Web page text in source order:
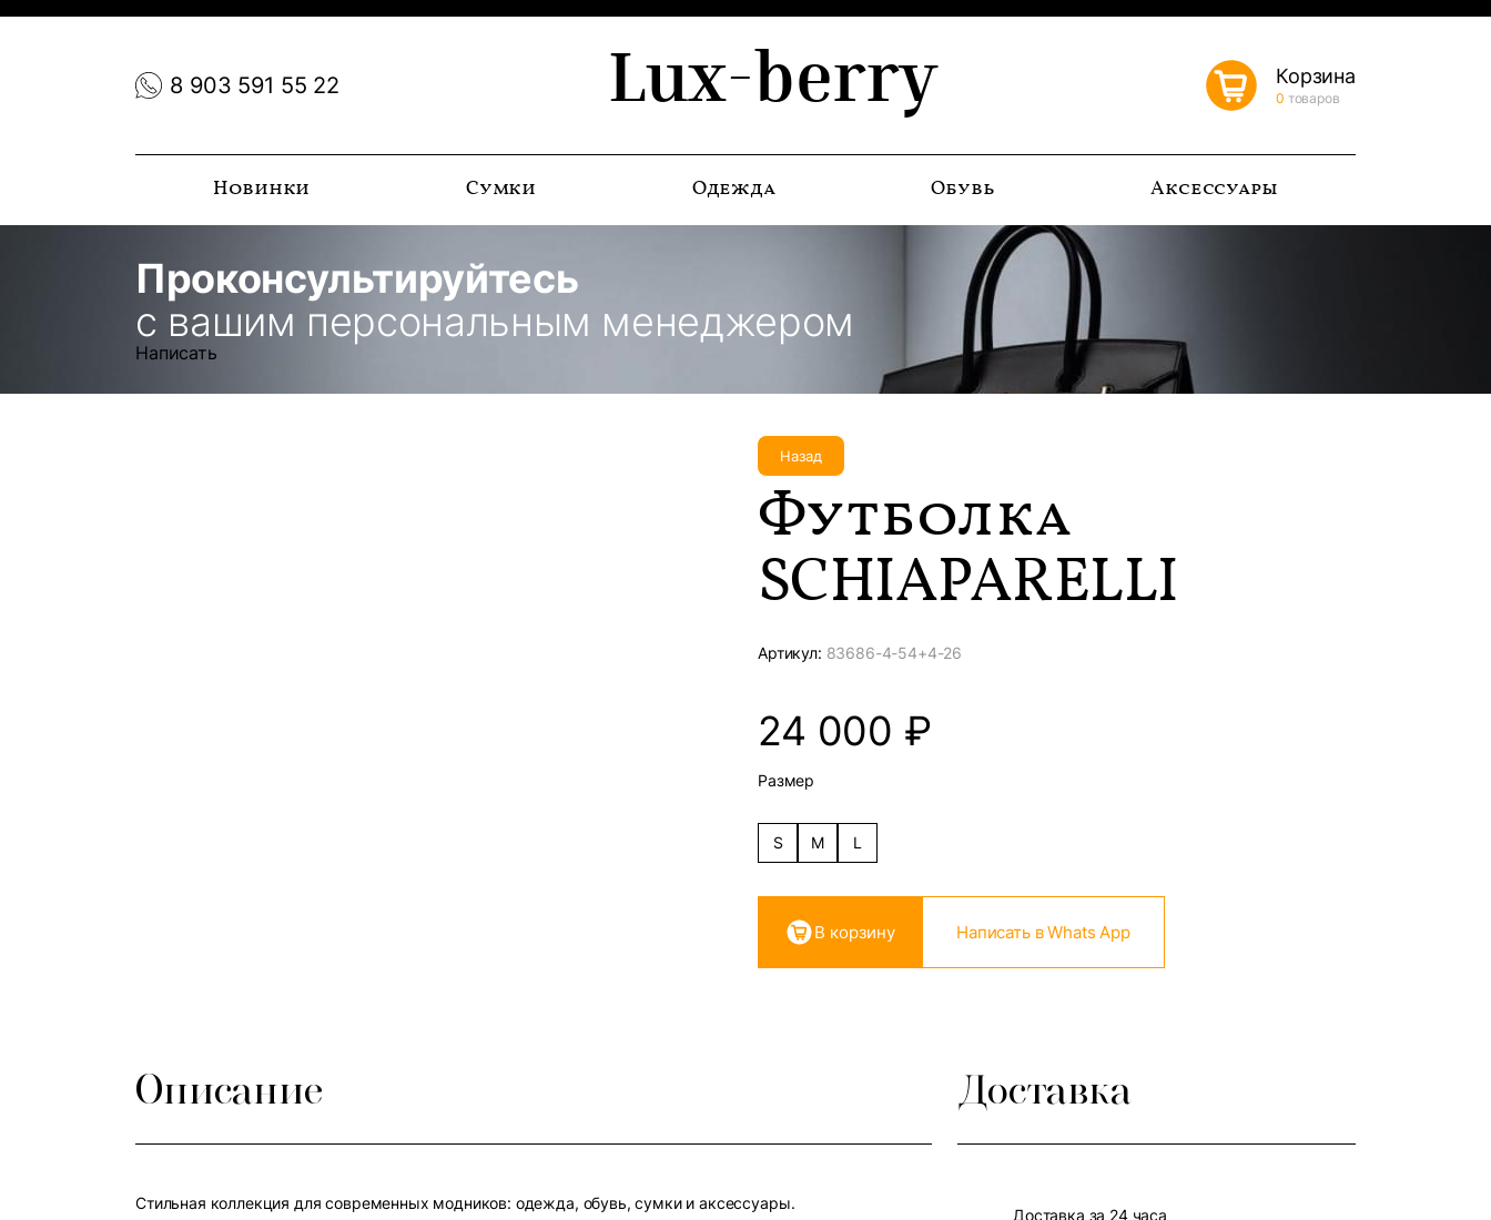
8 903 591 55 22 Lux-berry Корзина
0 товаров
Новинки Сумки Одежда Обувь Аксессуары
Проконсультируйтесь
с вашим персональным менеджером
Написать
Назад
Футболка
SCHIAPARELLI
Артикул: 83686-4-54+4-26
24 000 ₽
Размер
S M L
В корзину Написать в Whats App
Описание
Стильная коллекция для современных модников: одежда, обувь, сумки и аксессуары.
Доставка
Доставка за 24 часа